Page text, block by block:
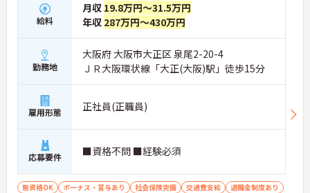
給料
月収 19.8万円～31.5万円
年収 287万円～430万円
勤務地
大阪府 大阪市大正区 泉尾2-20-4
ＪＲ大阪環状線「大正(大阪)駅」徒歩15分
雇用形態 正社員(正職員)
応募要件 ■資格不問 ■経験必須
無資格OK ボーナス・賞与あり 社会保険完備 交通費支給 退職金制度あり